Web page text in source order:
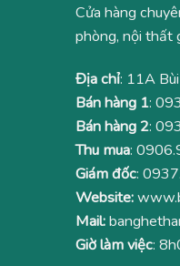
Cửa hàng
phòng, nội thất
Địa chỉ: 11A
Bán hàng 1:
Bán hàng 2:
Thu mua:
Giám đốc:
Website:
Mail:
Giờ làm việc: